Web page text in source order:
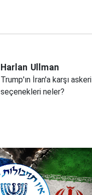
Harlan Ullman
Trump'ın İran'a karşı askeri
seçenekleri neler?